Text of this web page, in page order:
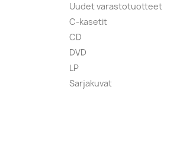
Uudet varastotuotteet
C-kasetit
CD
DVD
LP
Sarjakuvat